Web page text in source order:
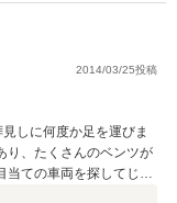
ると幸いでござい
きますので今後と
2014/03/25投稿
しに何度か足を運びま
り、たくさんのベンツが
当ての車両を探してじっ
フの方の接客が丁寧で